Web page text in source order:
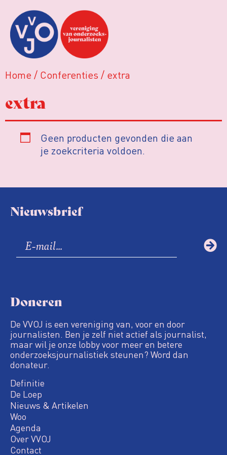
Home / Conferenties / extra
extra
Geen producten gevonden die aan
je zoekcriteria voldoen.
Nieuwsbrief
Doneren
De VVOJ is een vereniging van, voor en door
journalisten. Ben je zelf niet actief als journalist,
maar wil je onze lobby voor meer en betere
onderzoeksjournalistiek steunen? Word dan
donateur.
Definitie
De Loep
Nieuws & Artikelen
Woo
Agenda
Over VVOJ
Contact